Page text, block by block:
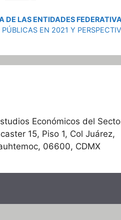
DE LAS ENTIDADES
EN 2021 Y
Económicos del
15, Piso 1, Col Juárez,
06600, CDMX